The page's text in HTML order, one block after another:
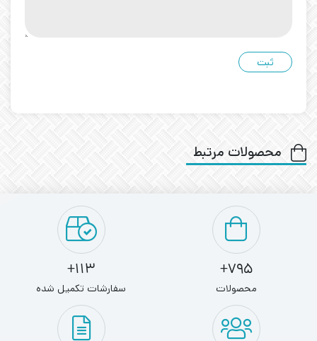
محصولات مرتبط
795+
محصولات
113+
سفارشات تکمیل شده